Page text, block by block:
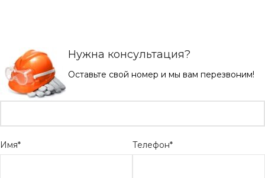
Нужна консультация?
Оставьте свой номер и мы вам перезвоним!
Имя* Телефон*